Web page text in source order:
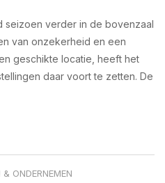
seizoen verder in de bovenzaal
van onzekerheid en een
geschikte locatie, heeft het
daar voort te zetten. De
& ONDERNEMEN